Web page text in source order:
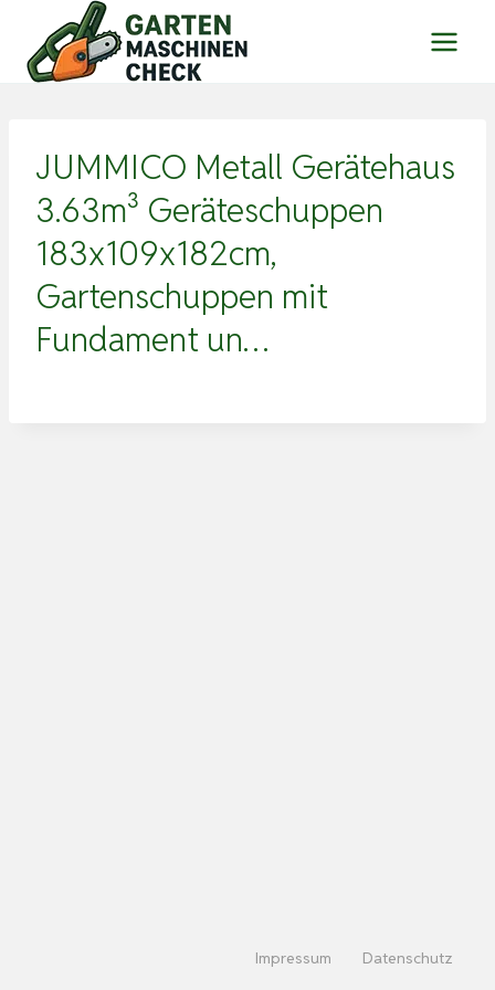
Inhalt
springen
JUMMICO Metall Gerätehaus
3.63m³ Geräteschuppen
183x109x182cm,
Gartenschuppen mit
Fundament un…
Impressum Datenschutz